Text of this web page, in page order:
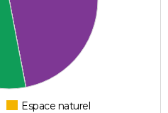
Espace naturel